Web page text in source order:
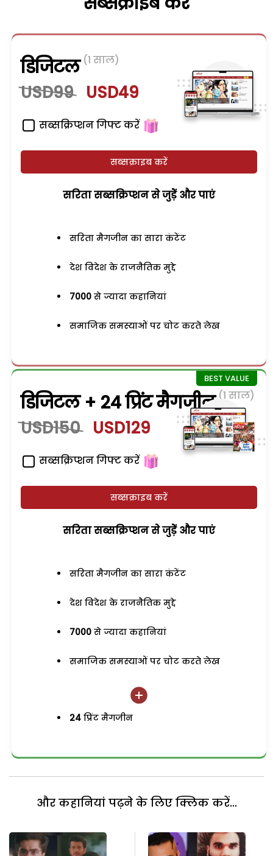
डिजिटल (1 साल)
USD99 USD49
सब्सक्रिप्शन गिफ्ट करें
सब्सक्राइब करें
सरिता सब्सक्रिप्शन से जुड़ेें और पाएं
सरिता मैगजीन का सारा कंटेंट
देश विदेश के राजनैतिक मुद्दे
7000 से ज्यादा कहानियां
समाजिक समस्याओं पर चोट करते लेख
डिजिटल + 24 प्रिंट मैगजीन (1 साल)
USD150 USD129
सब्सक्रिप्शन गिफ्ट करें
सब्सक्राइब करें
सरिता सब्सक्रिप्शन से जुड़ेें और पाएं
सरिता मैगजीन का सारा कंटेंट
देश विदेश के राजनैतिक मुद्दे
7000 से ज्यादा कहानियां
समाजिक समस्याओं पर चोट करते लेख
24 प्रिंट मैगजीन
और कहानियां पढ़ने के लिए क्लिक करें...